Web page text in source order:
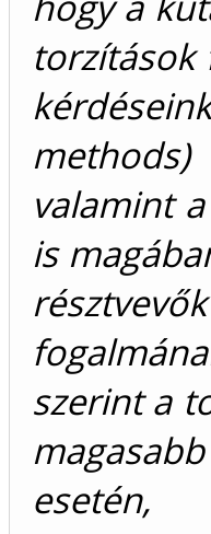
torzítások
valamint
is
szerint a
esetén,